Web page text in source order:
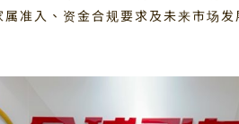
准入、资金合规要求及未来市场发